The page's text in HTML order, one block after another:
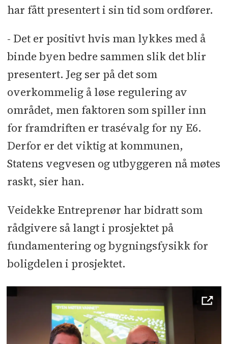
har fått presentert i sin tid som ordfører.
- Det er positivt hvis man lykkes med å
binde byen bedre sammen slik det blir
presentert. Jeg ser på det som
overkommelig å løse regulering av
området, men faktoren som spiller inn
for framdriften er trasévalg for ny E6.
Derfor er det viktig at kommunen,
Statens vegvesen og utbyggeren nå møtes
raskt, sier han.
Veidekke Entreprenør har bidratt som
rådgivere så langt i prosjektet på
fundamentering og bygningsfysikk for
boligdelen i prosjektet.